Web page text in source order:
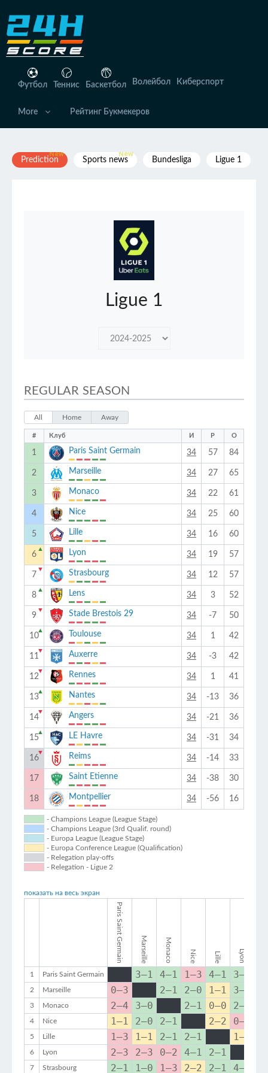
содержимому
Футбол Теннис Баскетбол Волейбол Киберспорт
More Рейтинг Букмекеров
Prediction Sports news Bundesliga Ligue 1
Ligue 1
REGULAR SEASON
All Home Away
# Клуб И Р О
1 Paris Saint Germain 34 57 84
2 Marseille 34 27 65
3 Monaco 34 22 61
4 Nice 34 25 60
5 Lille 34 16 60
6
▲ Lyon 34 19 57
7
▼ Strasbourg 34 12 57
8
▲ Lens 34 3 52
9
▼ Stade Brestois 29 34 -7 50
10
▲ Toulouse 34 1 42
11
▼ Auxerre 34 -3 42
12
▼ Rennes 34 1 41
13
▲ Nantes 34 -13 36
14
▼ Angers 34 -21 36
15
▲ LE Havre 34 -31 34
16
▼ Reims 34 -14 33
17 Saint Etienne 34 -38 30
18 Montpellier 34 -56 16
- Champions League (League Stage)
- Champions League (3rd Qualif. round)
- Europa League (League Stage)
- Europa Conference League (Qualification)
- Relegation play-offs
- Relegation - Ligue 2
показать на весь экран
Paris Saint Germain Marseille Monaco Nice Lille Lyon
1 Paris Saint Germain 3–1 4–1 1–3 4–1 3–1
2 Marseille 0–3 2–1 2–0 1–1 3–2
3 Monaco 2–4 3–0 2–1 0–0 2–0
4 Nice 1–1 2–0 2–1 2–2 0–2
5 Lille 1–3 1–1 2–1 2–1 1–1
6 Lyon 2–3 2–3 0–2 4–1 2–1
7 Strasbourg 2–1 1–0 1–3 2–2 2–1 4–2